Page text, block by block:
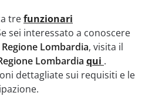
trefunzionari
sei interessato a conoscere
Lombardia, visita il
Lombardia qui .
dettagliate sui requisiti e le